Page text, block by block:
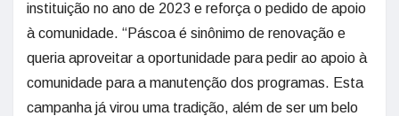
instituição no ano de 2023 e reforça o pedido de apoio
à comunidade. “Páscoa é sinônimo de renovação e
queria aproveitar a oportunidade para pedir ao apoio à
comunidade para a manutenção dos programas. Esta
campanha já virou uma tradição, além de ser um belo